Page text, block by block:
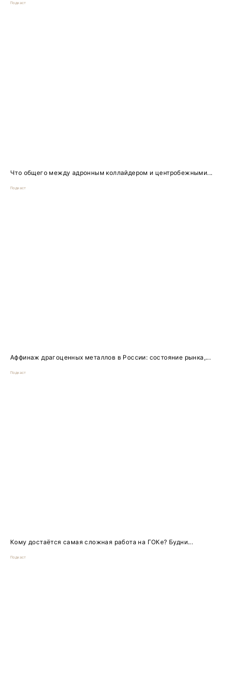
Подкаст
Что общего между адронным коллайдером и центробежными...
Подкаст
Аффинаж драгоценных металлов в России: состояние рынка,...
Подкаст
Кому достаётся самая сложная работа на ГОКе? Будни...
Подкаст